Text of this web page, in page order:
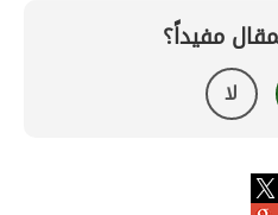
مفيداً؟
لا